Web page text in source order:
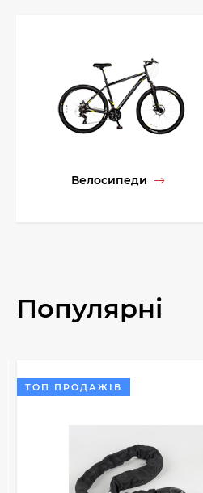
Велосипеди
Популярні
ТОП ПРОДАЖІВ